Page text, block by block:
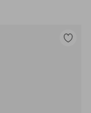
Tilføj